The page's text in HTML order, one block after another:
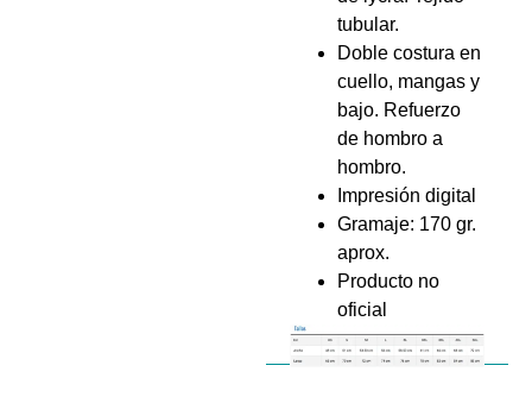
tubular.
Doble costura en
cuello, mangas y
bajo. Refuerzo
de hombro a
hombro.
Impresión digital
Gramaje: 170 gr.
aprox.
Producto no
oficial